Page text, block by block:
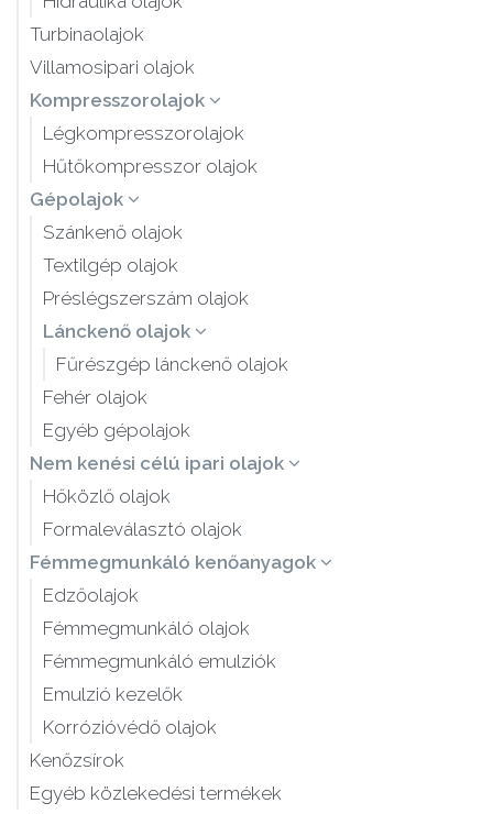
Turbinaolajok
Villamosipari olajok
Kompresszorolajok
Légkompresszorolajok
Hűtőkompresszor olajok
Gépolajok
Szánkenő olajok
Textilgép olajok
Préslégszerszám olajok
Lánckenő olajok
Fűrészgép lánckenő olajok
Fehér olajok
Egyéb gépolajok
Nem kenési célú ipari olajok
Hőközlő olajok
Formaleválasztó olajok
Fémmegmunkáló kenőanyagok
Edzőolajok
Fémmegmunkáló olajok
Fémmegmunkáló emulziók
Emulzió kezelők
Korrózióvédő olajok
Kenőzsírok
Egyéb közlekedési termékek